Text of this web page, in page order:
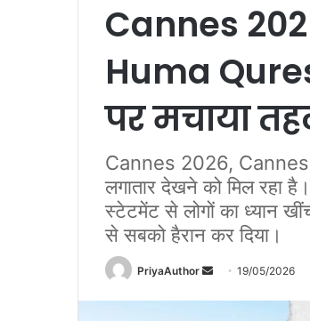
Cannes
Huma
पर मचाया
Cannes 2026, Cannes
लगातार देखने को मिल रहा
स्टेटमेंट से लोगों का ध्यान
से सबको हैरान कर दिया।
PriyaAuthor 19/05/2026